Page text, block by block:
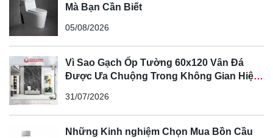
Mà Bạn Cần Biết
05/08/2026
Vì Sao Gạch Ốp Tường 60x120 Vân Đá
Được Ưa Chuộng Trong Không Gian Hiện
31/07/2026
Những Kinh nghiệm Chọn Mua Bồn Cầu